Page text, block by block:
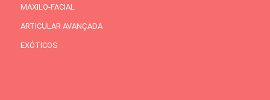
MAXILO-FACIAL
ARTICULAR AVANÇADA
EXÓTICOS